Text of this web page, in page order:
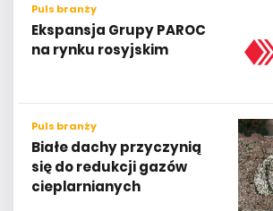
Puls branży
Ekspansja Grupy PAROC
na rynku rosyjskim
Puls branży
Białe dachy przyczynią
się do redukcji gazów
cieplarnianych